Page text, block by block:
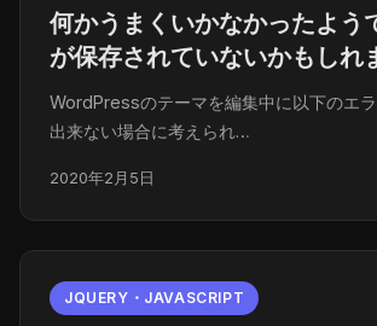
何かうまくいかなかったよう
が保存されていないかもしれ
WordPressのテーマを編集中に以下のエ
出来ない場合に考えられ…
2020年2月5日
JQUERY・JAVASCRIPT